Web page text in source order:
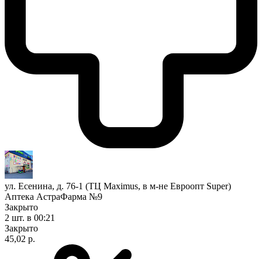
ул. Есенина, д. 76-1 (ТЦ Maximus, в м-не Евроопт Super)
Аптека АстраФарма №9
Закрыто
2 шт. в 00:21
Закрыто
45,02 р.